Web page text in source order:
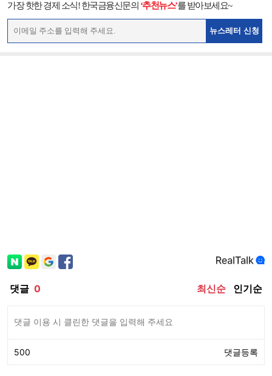
가장 핫한 경제 소식! 한국금융신문의 ‘추천뉴스’를 받아보세요~
뉴스레터 신청